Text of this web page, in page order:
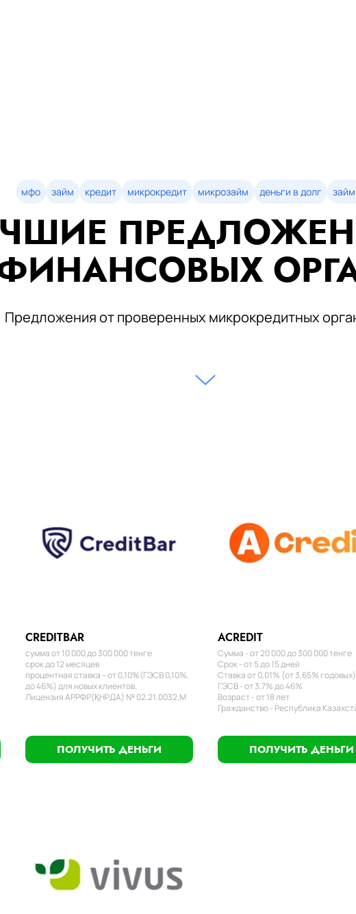
мфо займ кредит микрокредит микрозайм деньги в долг
Предложения от проверенных микрокредитных
CREDITBAR
сумма от 10 000 до 300 000 тенге
срок до 12 месяцев
процентная ставка – от 0,10%(ГЭСВ 0,10%,
до 46%) для новых клиентов.
Лицензия АРРФР(ҚНРДА) № 02.21.0032.М
ПОЛУЧИТЬ ДЕНЬГИ
ACREDIT
Сумма - от 20 000 до 300 000 тенге
Срок - от 5 до 15 дней
Ставка от 0,01% (от 3,65% годовых)
ГЭСВ - от 3,7% до 46%
Возраст - от 18 лет
Гражданство - Республика
ПОЛУЧИТЬ ДЕНЬГИ